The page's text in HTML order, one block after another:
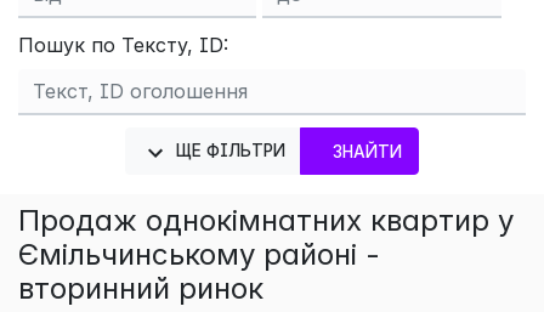
Пошук по Тексту, ID:
ЩЕ ФІЛЬТРИ ЗНАЙТИ
Продаж однокімнатних квартир у
Ємільчинському районі -
вторинний ринок